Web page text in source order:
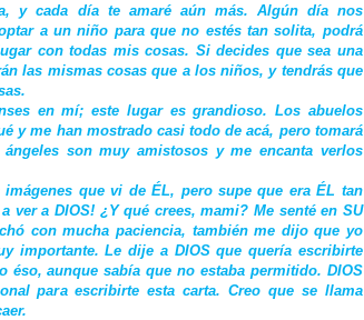
y cada día te amaré aún más. Algún día nos
a un niño para que no estés tan solita, podrá
con todas mis cosas. Si decides que sea una
las mismas cosas que a los niños, y tendrás que
en mí; este lugar es grandioso. Los abuelos
y me han mostrado casi todo de acá, pero tomará
son muy amistosos y me encanta verlos
que vi de ÉL, pero supe que era ÉL tan
ver a DIOS! ¿Y qué crees, mami? Me senté en SU
con mucha paciencia, también me dijo que yo
importante. Le dije a DIOS que quería escribirte
éso, aunque sabía que no estaba permitido. DIOS
para escribirte esta carta. Creo que se llama